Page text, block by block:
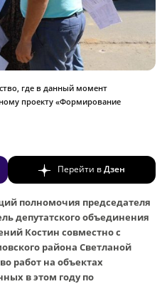
где в данный момент
проекту «Формирование
Перейти вДзен
полномочия председателя
депутатского объединения
Костин совместно с
района Светланой
работ на объектах
в этом году по